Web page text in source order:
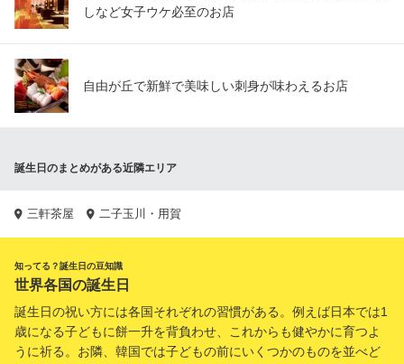
しなど女子ウケ必至のお店
自由が丘で新鮮で美味しい刺身が味わえるお店
誕生日のまとめがある近隣エリア
三軒茶屋 二子玉川・用賀
知ってる？誕生日の豆知識
世界各国の誕生日
誕生日の祝い方には各国それぞれの習慣がある。例えば日本では1
歳になる子どもに餅一升を背負わせ、これからも健やかに育つよ
うに祈る。お隣、韓国では子どもの前にいくつかのものを並べど